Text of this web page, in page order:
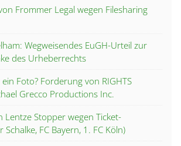
Frommer Legal wegen Filesharing
Wegweisendes EuGH-Urteil zur
des Urheberrechts
Foto? Forderung von RIGHTS
Grecco Productions Inc.
Lentze Stopper wegen Ticket-
FC Bayern, 1. FC Köln)